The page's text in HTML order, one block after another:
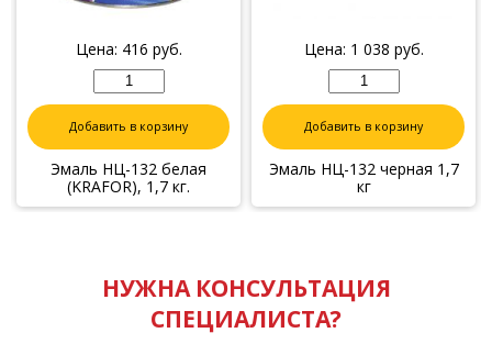
Цена: 416 руб.
Добавить в корзину
Эмаль НЦ-132 белая
(KRAFOR), 1,7 кг.
Цена: 1 038 руб.
Добавить в корзину
Эмаль НЦ-132 черная 1,7
кг
НУЖНА КОНСУЛЬТАЦИЯ
СПЕЦИАЛИСТА?